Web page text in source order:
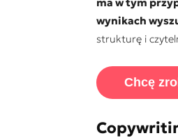
wynikach
strukturę i
Chcę